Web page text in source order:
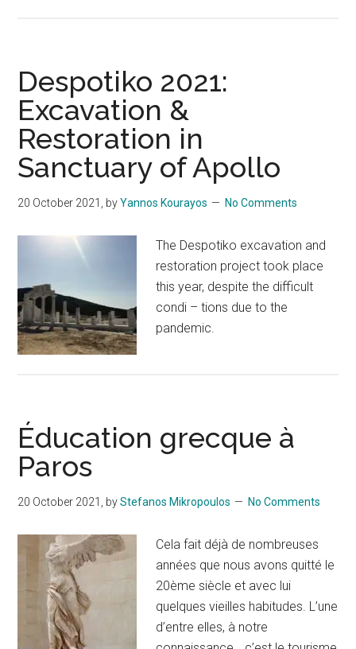
Despotiko 2021:
Excavation &
Restoration in
Sanctuary of Apollo
20 October 2021 , byYannos Kourayos No Comments
The Despotiko excavation and
restoration project took place
this year, despite the difficult
condi – tions due to the
pandemic.
Éducation grecque à
Paros
20 October 2021 , byStefanos Mikropoulos No Comments
Cela fait déjà de nombreuses
années que nous avons quitté le
20ème siècle et avec lui
quelques vieilles habitudes. L’une
d’entre elles, à notre